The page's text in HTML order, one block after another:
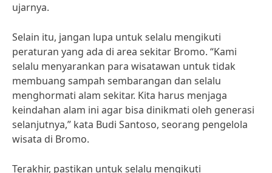
ujarnya.
Selain itu, jangan lupa untuk selalu mengikuti
peraturan yang ada di area sekitar Bromo. “Kami
selalu menyarankan para wisatawan untuk tidak
membuang sampah sembarangan dan selalu
menghormati alam sekitar. Kita harus menjaga
keindahan alam ini agar bisa dinikmati oleh generasi
selanjutnya,” kata Budi Santoso, seorang pengelola
wisata di Bromo.
Terakhir, pastikan untuk selalu mengikuti